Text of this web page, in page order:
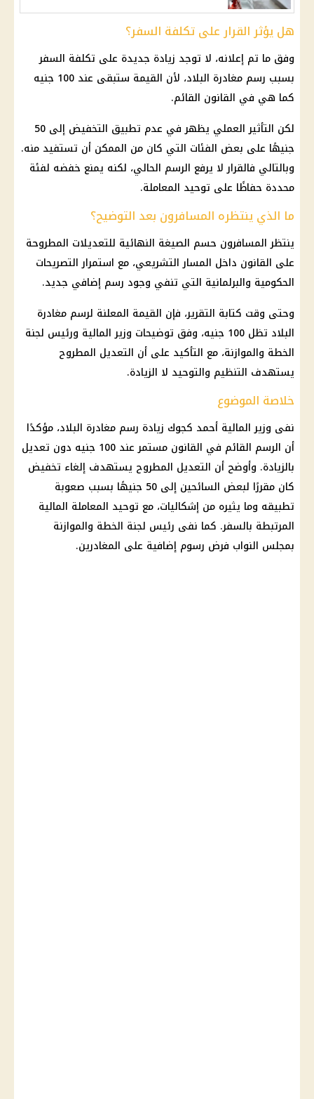
هل يؤثر القرار على تكلفة السفر؟
وفق ما تم إعلانه، لا توجد زيادة جديدة على تكلفة السفر
بسبب رسم مغادرة البلاد، لأن القيمة ستبقى عند 100 جنيه
كما هي في القانون القائم.
لكن التأثير العملي يظهر في عدم تطبيق التخفيض إلى 50
جنيهًا على بعض الفئات التي كان من الممكن أن تستفيد منه.
وبالتالي فالقرار لا يرفع الرسم الحالي، لكنه يمنع خفضه لفئة
محددة حفاظًا على توحيد المعاملة.
ما الذي ينتظره المسافرون بعد التوضيح؟
ينتظر المسافرون حسم الصيغة النهائية للتعديلات المطروحة
على القانون داخل المسار التشريعي، مع استمرار التصريحات
الحكومية والبرلمانية التي تنفي وجود رسم إضافي جديد.
وحتى وقت كتابة التقرير، فإن القيمة المعلنة لرسم مغادرة
البلاد تظل 100 جنيه، وفق توضيحات وزير المالية ورئيس لجنة
الخطة والموازنة، مع التأكيد على أن التعديل المطروح
يستهدف التنظيم والتوحيد لا الزيادة.
خلاصة الموضوع
نفى وزير المالية أحمد كجوك زيادة رسم مغادرة البلاد، مؤكدًا
أن الرسم القائم في القانون مستمر عند 100 جنيه دون تعديل
بالزيادة. وأوضح أن التعديل المطروح يستهدف إلغاء تخفيض
كان مقررًا لبعض السائحين إلى 50 جنيهًا بسبب صعوبة
تطبيقه وما يثيره من إشكاليات، مع توحيد المعاملة المالية
المرتبطة بالسفر. كما نفى رئيس لجنة الخطة والموازنة
بمجلس النواب فرض رسوم إضافية على المغادرين.